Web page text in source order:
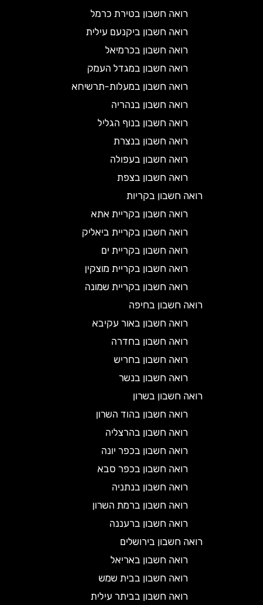
רואה חשבון בטירת כרמל
רואה חשבון ביקנעם עילית
רואה חשבון בכרמיאל
רואה חשבון במגדל העמק
רואה חשבון במעלות-תרשיחא
רואה חשבון בנהריה
רואה חשבון בנוף הגליל
רואה חשבון בנצרת
רואה חשבון בעפולה
רואה חשבון בצפת
רואה חשבון בקריות
רואה חשבון בקריית אתא
רואה חשבון בקריית ביאליק
רואה חשבון בקריית ים
רואה חשבון בקריית מוצקין
רואה חשבון בקריית שמונה
רואה חשבון בחיפה
רואה חשבון באור עקיבא
רואה חשבון בחדרה
רואה חשבון בחריש
רואה חשבון בנשר
רואה חשבון בשרון
רואה חשבון בהוד השרון
רואה חשבון בהרצליה
רואה חשבון בכפר יונה
רואה חשבון בכפר סבא
רואה חשבון בנתניה
רואה חשבון ברמת השרון
רואה חשבון ברעננה
רואה חשבון בירושלים
רואה חשבון באריאל
רואה חשבון בבית שמש
רואה חשבון בביתר עילית